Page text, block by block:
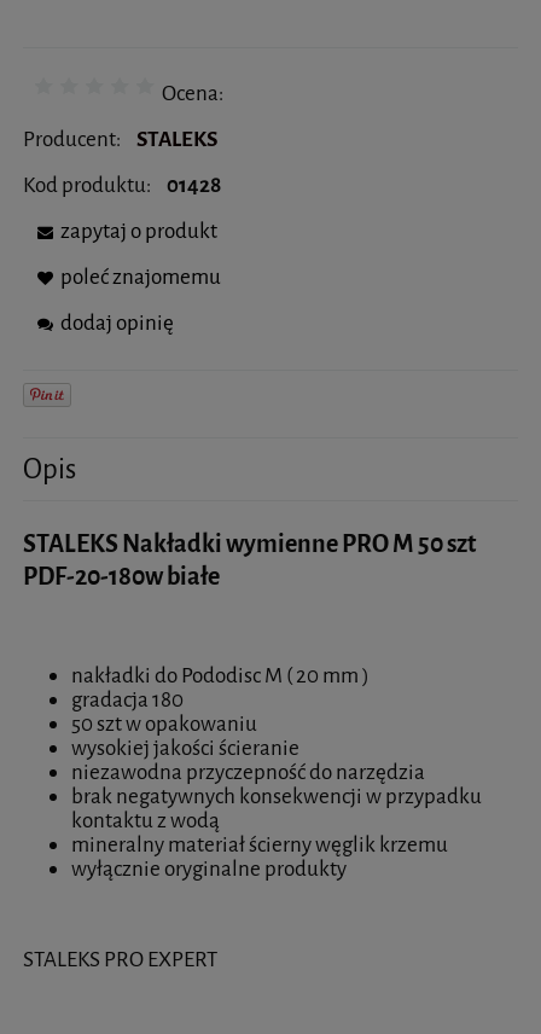
Ocena:
Producent:
STALEKS
Kod produktu:
01428
zapytaj o produkt
poleć znajomemu
dodaj opinię
Opis
STALEKS Nakładki wymienne PRO M 50 szt
PDF-20-180w białe
nakładki do Pododisc M ( 20 mm )
gradacja 180
50 szt w opakowaniu
wysokiej jakości ścieranie
niezawodna przyczepność do narzędzia
brak negatywnych konsekwencji w przypadku
kontaktu z wodą
mineralny materiał ścierny węglik krzemu
wyłącznie oryginalne produkty
STALEKS PRO EXPERT